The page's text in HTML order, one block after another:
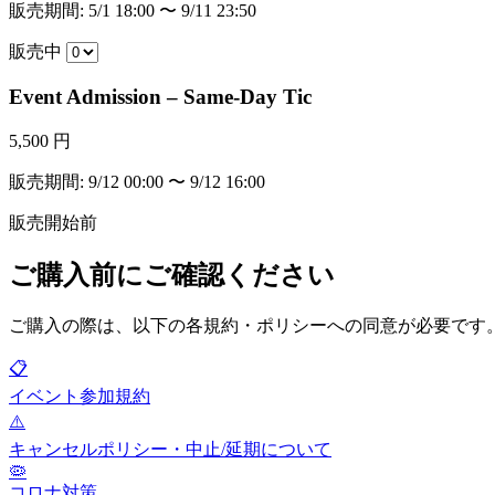
販売期間: 5/1 18:00 〜 9/11 23:50
販売中
Event Admission – Same-Day Tic
5,500 円
販売期間: 9/12 00:00 〜 9/12 16:00
販売開始前
ご購入前にご確認ください
ご購入の際は、以下の各規約・ポリシーへの同意が必要です
📋
イベント参加規約
⚠️
キャンセルポリシー・中止/延期について
🦠